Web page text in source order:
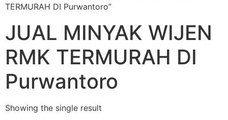
TERMURAH DI Purwantoro”
JUAL MINYAK WIJEN
RMK TERMURAH DI
Purwantoro
Showing the single result